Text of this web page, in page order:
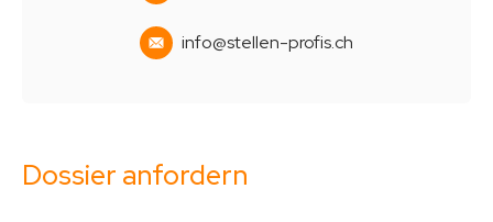
Dossier anfordern
info@stellen-profis.ch